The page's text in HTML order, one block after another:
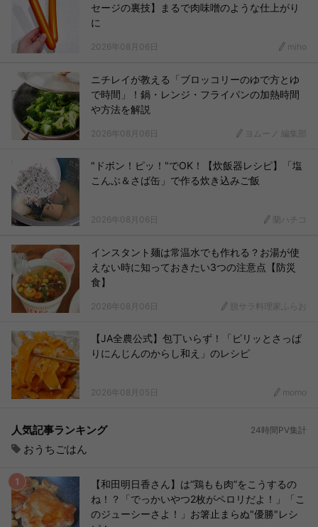
セージの裏技】まるで肉味噌のような仕上がり
に
2026年08月06日 miho
ニチレイが教える「ブロッコリーのゆで方とゆ
で時間」！鍋・レンジ・フライパンの加熱時間
や方法を解説
2026年08月06日 ヨムーノ 編集部
"ドボン！ピッ！"でOK！【炊飯器レシピ】「塩
こんぶ＆さば缶」で作る炊き込みご飯
2026年08月06日 蘭ハチコ
インスタント麺は常温水でも作れる？お湯が使
えない時に知っておきたい3つの注意点【防災
食】
2026年08月06日 脱サラ料理家ふらお
【JA全農公式】包丁いらず！「ピリッとさっぱ
りにんじんのからし和え」のレシピ
2026年08月05日 momo
人気記事ランキング 24時間PV集計
おうちごはん
【和田明日香さん】は“鶏もも肉”をこうするの
ね！？「でっかいやつ2枚がペロリだよ！」「こ
のジューシーさよ！」お箸止まらぬ"優勝"レシ